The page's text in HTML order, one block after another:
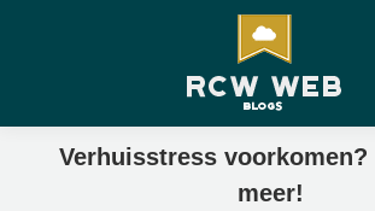
Verhuisstress voorkomen?
meer!